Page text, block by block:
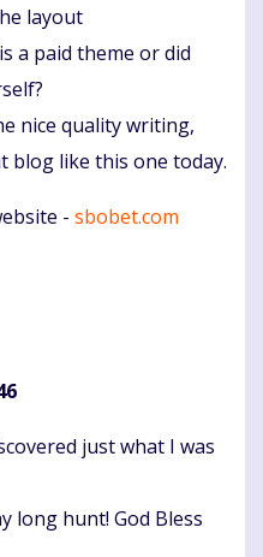
layout
a paid theme or did
nice quality writing,
blog like this one today.
- sbobet.com
just what I was
long hunt! God Bless